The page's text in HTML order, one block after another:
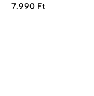
7.990 Ft